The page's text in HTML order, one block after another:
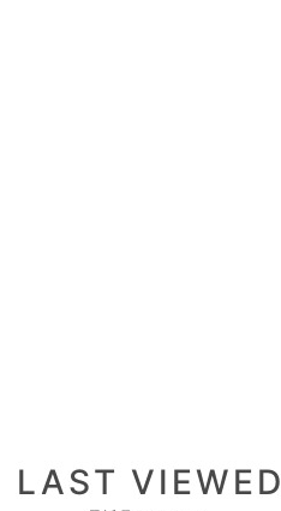
LAST VIEWED